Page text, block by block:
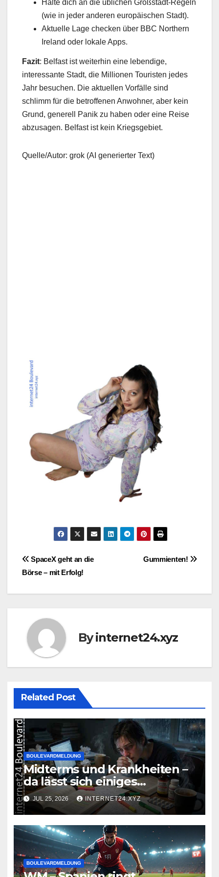
Halte dich an die üblichen Großstadt-Regeln
(wie in jeder anderen europäischen Stadt).
Aktuelle Lage checken über BBC Northern
Ireland oder lokale Apps.
Fazit: Belfast ist weiterhin eine lebendige,
interessante Stadt, die Millionen Touristen jedes
Jahr besuchen. Die aktuellen Vorfälle sind
schlimm für die betroffenen Anwohner, aber kein
Grund, generell Panik zu haben oder eine Reise
abzusagen. Belfast ist kein Kriegsgebiet.
Quelle/Autor: grok (AI generierter Text)
Post
navigation
Gummienten!
SpaceX geht an die
Börse – mit Erfolg!
Byinternet24.xyz
Related Post
BOULEVARDMELDUNG
Midterms und Krankheiten –
da lässt sich einiges
zusammenbrauen!
JUL 25, 2026 INTERNET24.XYZ
BOULEVARDMELDUNG